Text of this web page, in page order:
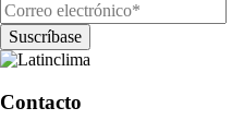
Contacto